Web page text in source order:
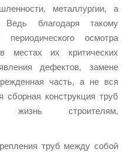
металлургии, а
Ведь благодаря такому
осмотра
местах их критических
дефектов, замене
часть, а не вся
конструкция труб
жизнь строителям,
труб между собой